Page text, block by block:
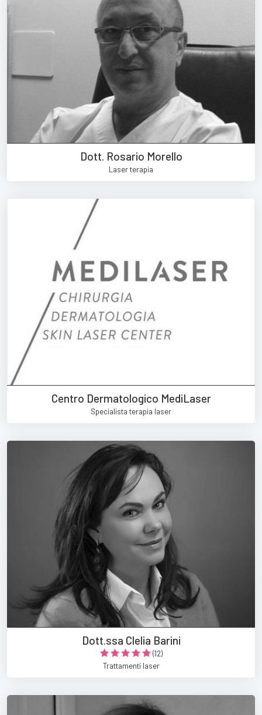
Dott. Rosario Morello
Laser terapia
Centro Dermatologico MediLaser
Specialista terapia laser
Dott.ssa Clelia Barini
(12)
Trattamenti laser